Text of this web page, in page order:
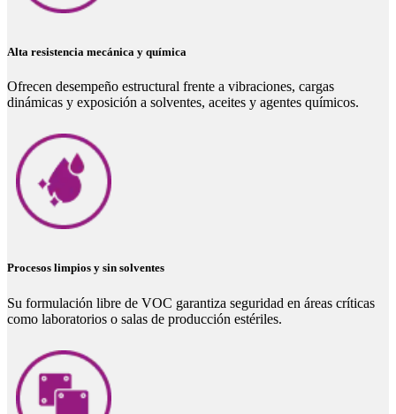
Alta resistencia mecánica y química
Ofrecen desempeño estructural frente a vibraciones, cargas
dinámicas y exposición a solventes, aceites y agentes químicos.
Procesos limpios y sin solventes
Su formulación libre de VOC garantiza seguridad en áreas críticas
como laboratorios o salas de producción estériles.